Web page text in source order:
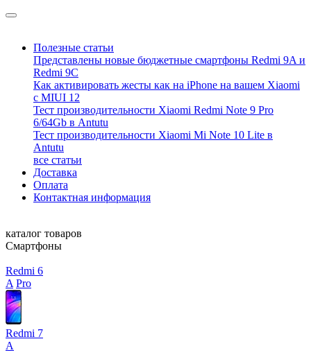
Полезные статьи
Представлены новые бюджетные смартфоны Redmi 9A и
Redmi 9C
Как активировать жесты как на iPhone на вашем Xiaomi
с MIUI 12
Тест производительности Xiaomi Redmi Note 9 Pro
6/64Gb в Antutu
Тест производительности Xiaomi Mi Note 10 Lite в
Antutu
все статьи
Доставка
Оплата
Контактная информация
каталог товаров
Смартфоны
Redmi 6
A Pro
Redmi 7
A